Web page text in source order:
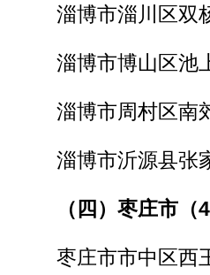
淄博市淄川区双
淄博市博山区池
淄博市周村区南
淄博市沂源县张
（四）枣庄市（4
枣庄市市中区西